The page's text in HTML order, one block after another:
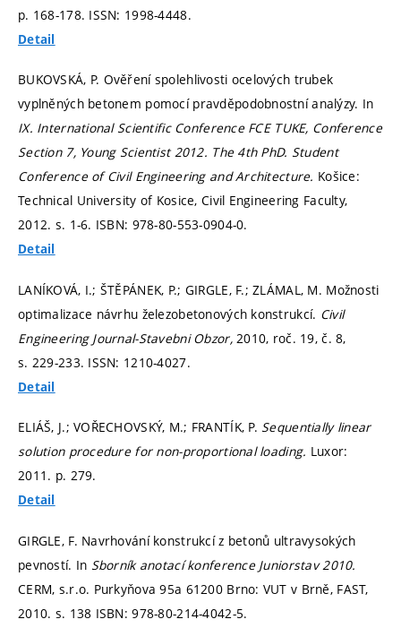
p. 168-178. ISSN: 1998-4448.
Detail
BUKOVSKÁ, P. Ověření spolehlivosti ocelových trubek
vyplněných betonem pomocí pravděpodobnostní analýzy. In
IX. International Scientific Conference FCE TUKE, Conference
Section 7, Young Scientist 2012. The 4th PhD. Student
Conference of Civil Engineering and Architecture. Košice:
Technical University of Kosice, Civil Engineering Faculty,
2012. s. 1-6. ISBN: 978-80-553-0904-0.
Detail
LANÍKOVÁ, I.; ŠTĚPÁNEK, P.; GIRGLE, F.; ZLÁMAL, M. Možnosti
optimalizace návrhu železobetonových konstrukcí. Civil
Engineering Journal-Stavebni Obzor, 2010, roč. 19, č. 8,
s. 229-233. ISSN: 1210-4027.
Detail
ELIÁŠ, J.; VOŘECHOVSKÝ, M.; FRANTÍK, P. Sequentially linear
solution procedure for non-proportional loading. Luxor:
2011. p. 279.
Detail
GIRGLE, F. Navrhování konstrukcí z betonů ultravysokých
pevností. In Sborník anotací konference Juniorstav 2010.
CERM, s.r.o. Purkyňova 95a 61200 Brno: VUT v Brně, FAST,
2010. s. 138 ISBN: 978-80-214-4042-5.